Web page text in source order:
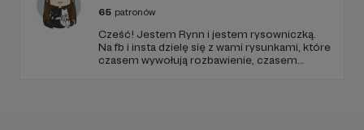
65 patronów
Cześć! Jestem Rynn i jestem rysowniczką.
Na fb i insta dzielę się z wami rysunkami, które
czasem wywołują rozbawienie, czasem